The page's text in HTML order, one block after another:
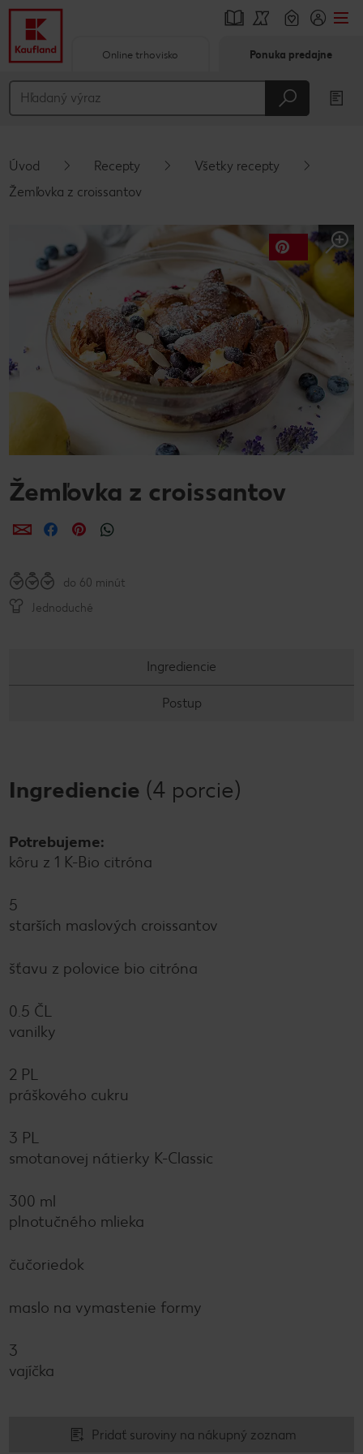
Hlavný obsah
Vyskakovací bočný panel
Online trhovisko Ponuka predajne
Úvod Recepty
Všetky recepty
Žemľovka z croissantov
Žemľovka z croissantov
ZdieľaťZdieľaťZdieľať
do 60 minút
Jednoduché
Ingrediencie
Postup
Ingrediencie (4 porcie)
Potrebujeme:
kôru z 1 K-Bio citróna
5
starších maslových croissantov
šťavu z polovice bio citróna
0.5 ČL
vanilky
2 PL
práškového cukru
3 PL
smotanovej nátierky K-Classic
300 ml
plnotučného mlieka
čučoriedok
maslo na vymastenie formy
3
vajíčka
Pridať suroviny na nákupný zoznam